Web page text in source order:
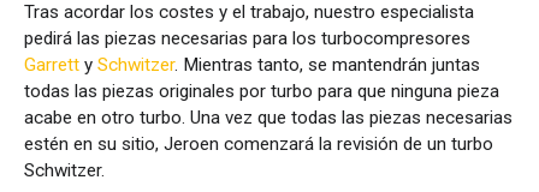
Tras acordar los costes y el trabajo, nuestro especialista
pedirá las piezas necesarias para los turbocompresores
Garrett y Schwitzer. Mientras tanto, se mantendrán juntas
todas las piezas originales por turbo para que ninguna pieza
acabe en otro turbo. Una vez que todas las piezas necesarias
estén en su sitio, Jeroen comenzará la revisión de un turbo
Schwitzer.